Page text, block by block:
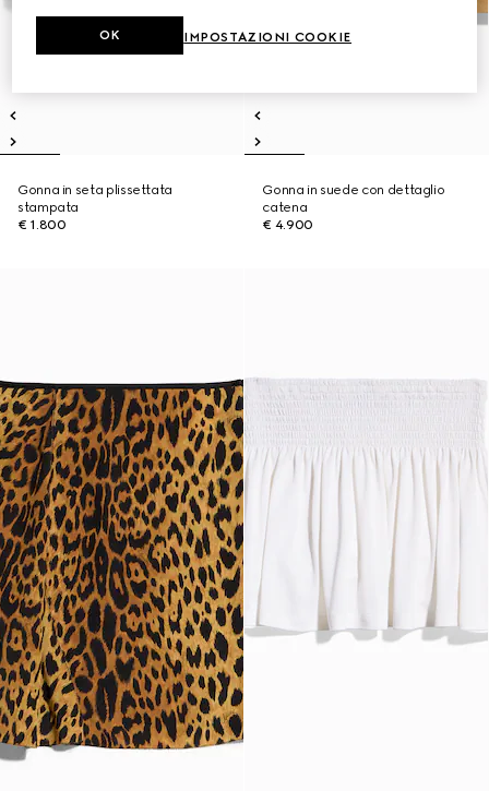
Gonna in seta plissettata
stampata
€ 1.800
Gonna in suede con dettaglio
catena
€ 4.900
IMPOSTAZIONI COOKIE
OK